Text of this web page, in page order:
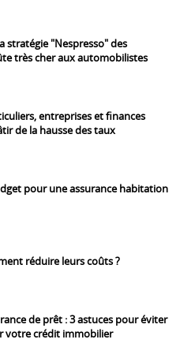
stratégie "Nespresso" des
très cher aux automobilistes
entreprises et finances
de la hausse des taux
pour une assurance habitation
réduire leurs coûts ?
de prêt : 3 astuces pour éviter
votre crédit immobilier